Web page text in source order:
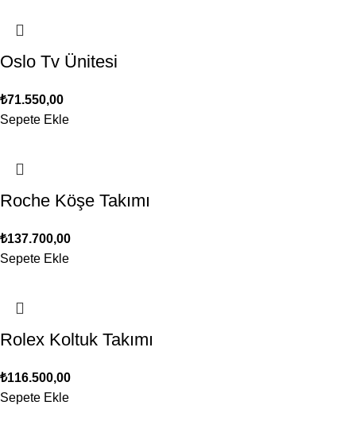
Oslo Tv Ünitesi
₺71.550,00
Sepete Ekle
Roche Köşe Takımı
₺137.700,00
Sepete Ekle
Rolex Koltuk Takımı
₺116.500,00
Sepete Ekle